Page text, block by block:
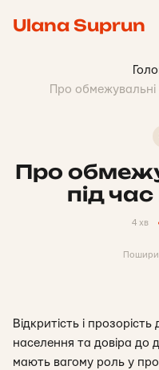
Ulana Suprun
Про
Про
під
4 хв
Відкритість і
населення та довіра до
мають вагому роль у